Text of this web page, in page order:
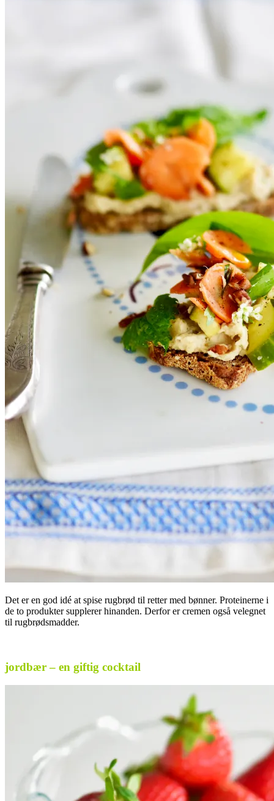
Det er en god idé at spise rugbrød til retter med bønner. Proteinerne i
de to produkter supplerer hinanden. Derfor er cremen også velegnet
til rugbrødsmadder.
jordbær – en giftig cocktail